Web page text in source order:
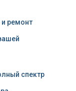
ремонт
спектр